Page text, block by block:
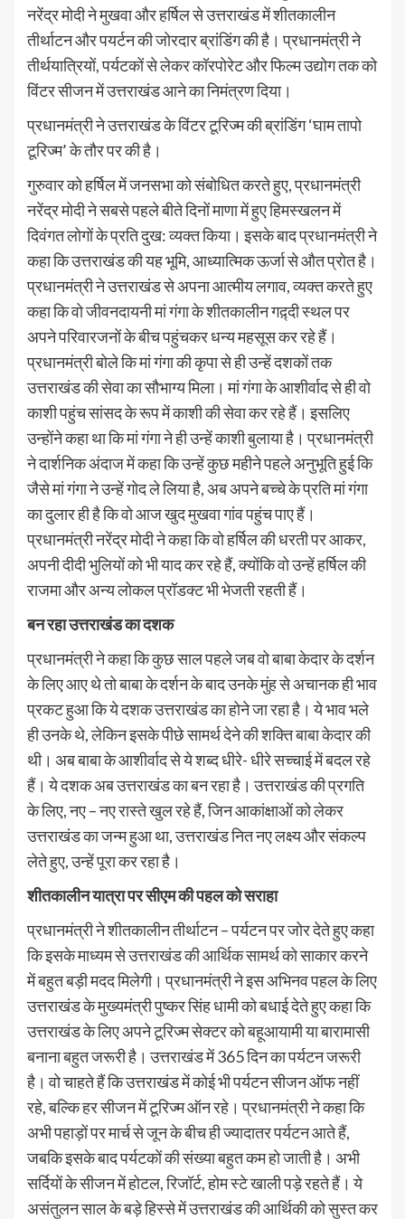
नरेंद्र मोदी ने मुखवा और हर्षिल से उत्तराखंड में शीतकालीन
तीर्थाटन और पयर्टन की जोरदार ब्रांडिंग की है। प्रधानमंत्री ने
तीर्थयात्रियों, पर्यटकों से लेकर कॉरपोरेट और फिल्म उद्योग तक को
विंटर सीजन में उत्तराखंड आने का निमंत्रण दिया।
प्रधानमंत्री ने उत्तराखंड के विंटर टूरिज्म की ब्रांडिंग ‘घाम तापो
टूरिज्म’ के तौर पर की है।
गुरुवार को हर्षिल में जनसभा को संबोधित करते हुए, प्रधानमंत्री
नरेंद्र मोदी ने सबसे पहले बीते दिनों माणा में हुए हिमस्खलन में
दिवंगत लोगों के प्रति दुख: व्यक्त किया। इसके बाद प्रधानमंत्री ने
कहा कि उत्तराखंड की यह भूमि, आध्यात्मिक ऊर्जा से औत प्रोत है।
प्रधानमंत्री ने उत्तराखंड से अपना आत्मीय लगाव, व्यक्त करते हुए
कहा कि वो जीवनदायनी मां गंगा के शीतकालीन गद़्दी स्थल पर
अपने परिवारजनों के बीच पहुंचकर धन्य महसूस कर रहे हैं।
प्रधानमंत्री बोले कि मां गंगा की कृपा से ही उन्हें दशकों तक
उत्तराखंड की सेवा का सौभाग्य मिला। मां गंगा के आशीर्वाद से ही वो
काशी पहुंच सांसद के रूप में काशी की सेवा कर रहे हैं। इसलिए
उन्होंने कहा था कि मां गंगा ने ही उन्हें काशी बुलाया है। प्रधानमंत्री
ने दार्शनिक अंदाज में कहा कि उन्हें कुछ महीने पहले अनुभूति हुई कि
जैसे मां गंगा ने उन्हें गोद ले लिया है, अब अपने बच्चे के प्रति मां गंगा
का दुलार ही है कि वो आज खुद मुखवा गांव पहुंच पाए हैं।
प्रधानमंत्री नरेंद्र मोदी ने कहा कि वो हर्षिल की धरती पर आकर,
अपनी दीदी भुलियों को भी याद कर रहे हैं, क्योंकि वो उन्हें हर्षिल की
राजमा और अन्य लोकल प्रॉडक्ट भी भेजती रहती हैं।
बन रहा उत्तराखंड का दशक
प्रधानमंत्री ने कहा कि कुछ साल पहले जब वो बाबा केदार के दर्शन
के लिए आए थे तो बाबा के दर्शन के बाद उनके मुंह से अचानक ही भाव
प्रकट हुआ कि ये दशक उत्तराखंड का होने जा रहा है। ये भाव भले
ही उनके थे, लेकिन इसके पीछे सामर्थ देने की शक्ति बाबा केदार की
थी। अब बाबा के आशीर्वाद से ये शब्द धीरे- धीरे सच्चाई में बदल रहे
हैं। ये दशक अब उत्तराखंड का बन रहा है। उत्तराखंड की प्रगति
के लिए, नए – नए रास्ते खुल रहे हैं, जिन आकांक्षाओं को लेकर
उत्तराखंड का जन्म हुआ था, उत्तराखंड नित नए लक्ष्य और संकल्प
लेते हुए, उन्हें पूरा कर रहा है।
शीतकालीन यात्रा पर सीएम की पहल को सराहा
प्रधानमंत्री ने शीतकालीन तीर्थाटन – पर्यटन पर जोर देते हुए कहा
कि इसके माध्यम से उत्तराखंड की आर्थिक सामर्थ को साकार करने
में बहुत बड़ी मदद मिलेगी। प्रधानमंत्री ने इस अभिनव पहल के लिए
उत्तराखंड के मुख्यमंत्री पुष्कर सिंह धामी को बधाई देते हुए कहा कि
उत्तराखंड के लिए अपने टूरिज्म सेक्टर को बहूआयामी या बारामासी
बनाना बहुत जरूरी है। उत्तराखंड में 365 दिन का पर्यटन जरूरी
है। वो चाहते हैं कि उत्तराखंड में कोई भी पर्यटन सीजन ऑफ नहीं
रहे, बल्कि हर सीजन में टूरिज्म ऑन रहे। प्रधानमंत्री ने कहा कि
अभी पहाड़ों पर मार्च से जून के बीच ही ज्यादातर पर्यटन आते हैं,
जबकि इसके बाद पर्यटकों की संख्या बहुत कम हो जाती है। अभी
सर्दियों के सीजन में होटल, रिजॉर्ट, होम स्टे खाली पड़े रहते हैं। ये
असंतुलन साल के बड़े हिस्से में उत्तराखंड की आर्थिकी को सुस्त कर